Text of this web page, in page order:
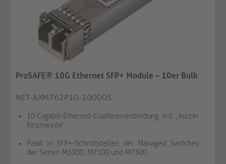
ProSAFE® 10G Ethernet SFP+ Module – 10er Bulk
NET-AXM762P10-10000S
10-Gigabit-Ethernet-Glasfaserverbindung mit „kurzer
Reichweite“
Passt in SFP+-Schnittstellen der Managed Switches
der Serien M5300, M7100 und M7300